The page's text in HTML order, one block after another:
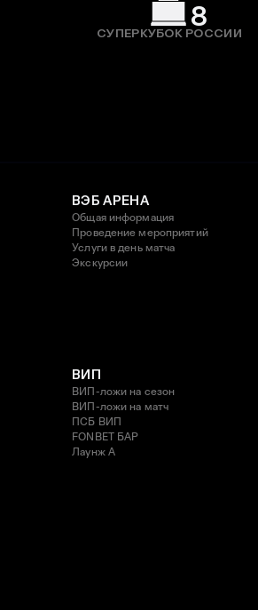
8
СУПЕРКУБОК РОССИИ
ВЭБ АРЕНА
Общая информация
Проведение мероприятий
Услуги в день матча
Экскурсии
ВИП
ВИП-ложи на сезон
ВИП-ложи на матч
ПСБ ВИП
FONBET БАР
Лаунж A